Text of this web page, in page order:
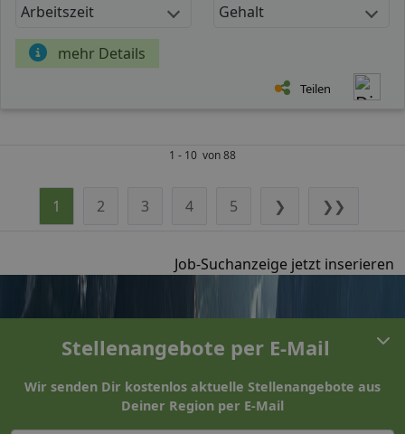
Arbeitszeit Gehalt
mehr Details
Teilen
1 - 10 von 88
1 2 3 4 5 ❯ ❯❯
Job-Suchanzeige jetzt inserieren
Stellenangebote per E-Mail
Wir senden Dir kostenlos aktuelle Stellenangebote aus
Deiner Region per E-Mail